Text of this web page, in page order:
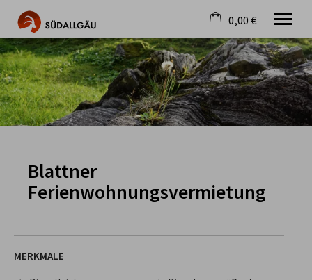
Die schönste Seite im Allgäu
Aktuell
Destination
Gastgeber
Mountainbike
Tipps
0,00 €
×
Warenkorb ist leer
Blattner
Ferienwohnungsvermietung
MERKMALE